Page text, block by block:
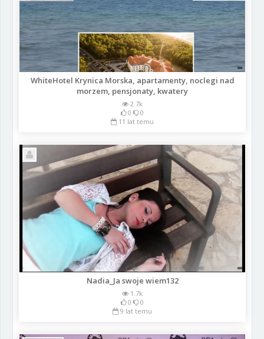
WhiteHotel Krynica Morska, apartamenty, noclegi nad
morzem, pensjonaty, kwatery
2.7k
0
0
11 lat temu
Nadia_Ja swoje wiem132
1.7k
0
0
9 lat temu